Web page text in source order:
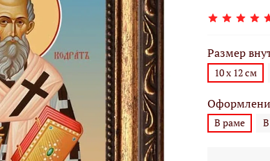
Размер
10 х 12 см
В раме